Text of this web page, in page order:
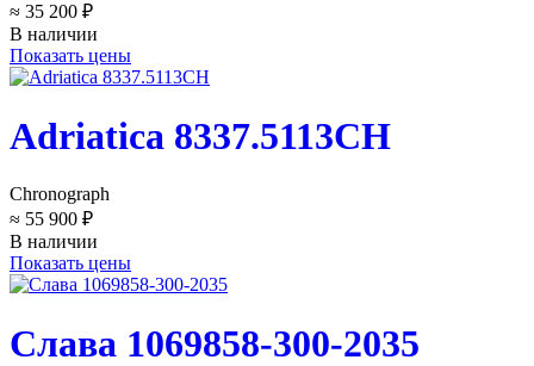
≈ 35 200 ₽
В наличии
Показать цены
Adriatica 8337.5113CH
Chronograph
≈ 55 900 ₽
В наличии
Показать цены
Слава 1069858-300-2035